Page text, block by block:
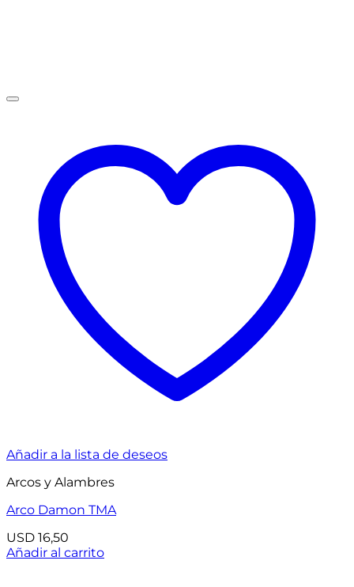
Añadir a la lista de deseos
Arcos y Alambres
Arco Damon TMA
USD 16,50
Añadir al carrito